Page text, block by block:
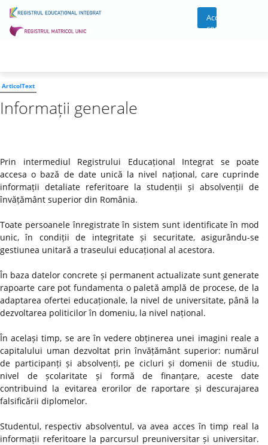
Acces
cont
ArticolText
Informații generale
Prin intermediul Registrului Educațional Integrat se poate
accesa o bază de date unică la nivel național, care cuprinde
informații detaliate referitoare la studenții și absolvenții de
învățământ superior din România.
Toate persoanele înregistrate în sistem sunt identificate în mod
unic, în condiții de integritate și securitate, asigurându-se
gestiunea unitară a traseului educațional al acestora.
În baza datelor concrete și permanent actualizate sunt generate
rapoarte care pot fundamenta o paletă amplă de procese, de la
adaptarea ofertei educaționale, la nivel de universitate, până la
dezvoltarea politicilor în domeniu, la nivel național.
În același timp, se are în vedere obținerea unei imagini reale a
capitalului uman dezvoltat prin învățământ superior: numărul
de participanți și absolvenți, pe cicluri și domenii de studiu,
nivel de școlaritate și formă de finanțare, aceste date
contribuind la evitarea erorilor de raportare și descurajarea
falsificării diplomelor.
Studentul, respectiv absolventul, va avea acces în timp real la
informații referitoare la parcursul preuniversitar și universitar.